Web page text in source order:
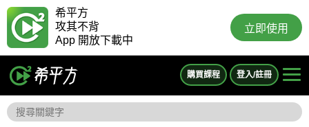
希平方
攻其不背
App 開放下載中
立即使用
購買課程 登入/註冊